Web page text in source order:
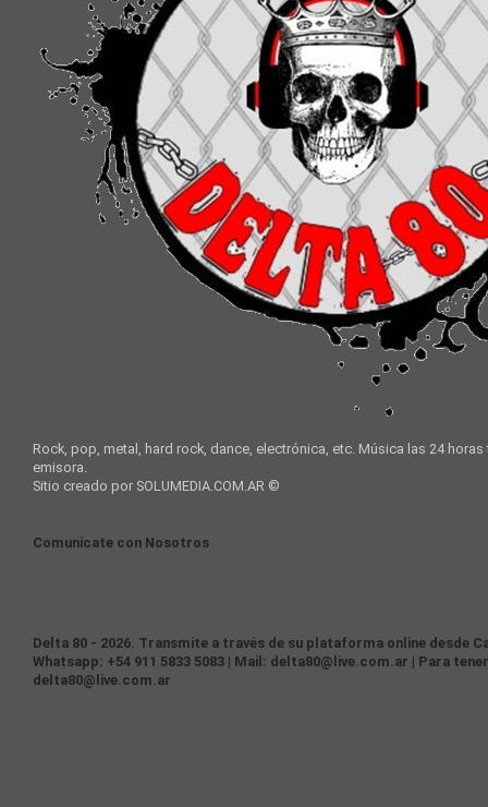
Rock, pop, metal, hard rock, dance, electrónica, etc. Música las 24
emisora.
Sitio creado por SOLUMEDIA.COM.AR ©
Comunicate con Nosotros
Delta 80 - 2026. Transmite a través de su plataforma online desde
Whatsapp: +54 911 5833 5083 | Mail: delta80@live.com.ar | Para
delta80@live.com.ar